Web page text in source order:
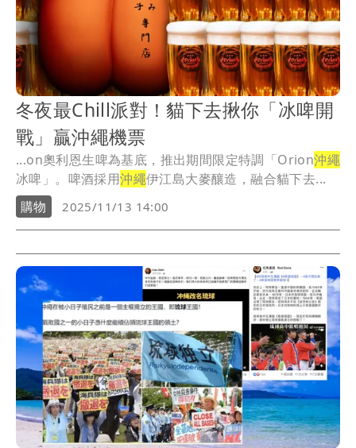
冬夜最Chill派對！貓下去揪你「冰啤開
戰」贏沖繩機票
...on奧利恩生啤為基底，推出期間限定特調「Orion沖繩
冰啤」。啤酒採用沖繩伊江島大麥釀造，融合貓下去...
購物
2025/11/13 14:00